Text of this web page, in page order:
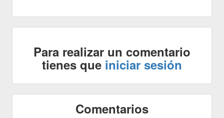
Para realizar un comentario
tienes que iniciar sesión
Comentarios